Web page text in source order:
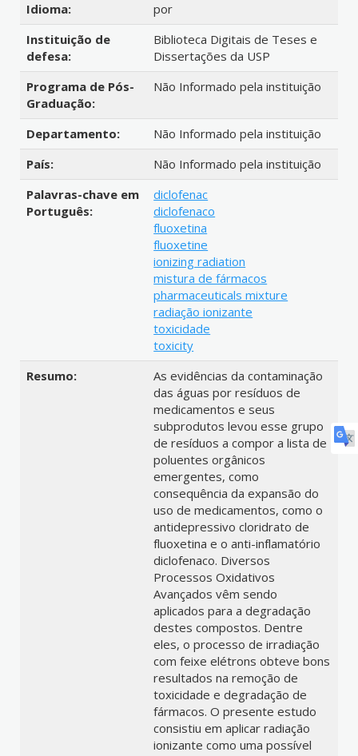
Idioma:
por
Instituição de
defesa:
Biblioteca Digitais de Teses e
Dissertações da USP
Programa de Pós-
Graduação:
Não Informado pela instituição
Departamento:
Não Informado pela instituição
País:
Não Informado pela instituição
Palavras-chave em
Português:
diclofenac
diclofenaco
fluoxetina
fluoxetine
ionizing radiation
mistura de fármacos
pharmaceuticals mixture
radiação ionizante
toxicidade
toxicity
Resumo:
As evidências da contaminação
das águas por resíduos de
medicamentos e seus
subprodutos levou esse grupo
de resíduos a compor a lista de
poluentes orgânicos
emergentes, como
consequência da expansão do
uso de medicamentos, como o
antidepressivo cloridrato de
fluoxetina e o anti-inflamatório
diclofenaco. Diversos
Processos Oxidativos
Avançados vêm sendo
aplicados para a degradação
destes compostos. Dentre
eles, o processo de irradiação
com feixe elétrons obteve bons
resultados na remoção de
toxicidade e degradação de
fármacos. O presente estudo
consistiu em aplicar radiação
ionizante como uma possível